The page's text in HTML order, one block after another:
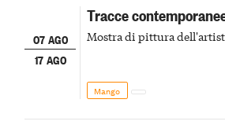
07 AGO
17 AGO
Tracce
Mostra di pittura
Mango